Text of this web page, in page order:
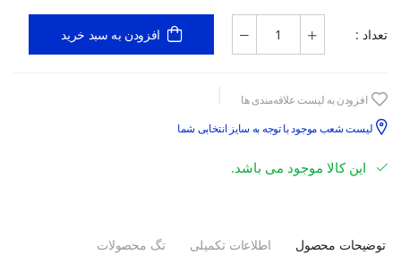
تعداد : افزودن به سبد خرید
افزودن به لیست علاقه‌مندی ها
لیست شعب موجود با توجه به سایز انتخابی شما
این کالا موجود می باشد.
توضیحات محصول اطلاعات تکمیلی تگ محصولات